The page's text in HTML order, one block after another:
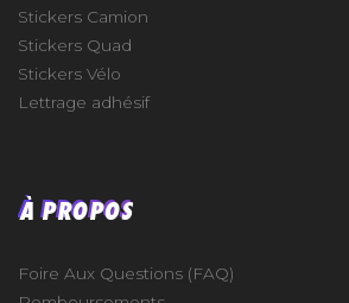
Stickers Camion
Stickers Quad
Stickers Vélo
Lettrage adhésif
À PROPOS
Foire Aux Questions (FAQ)